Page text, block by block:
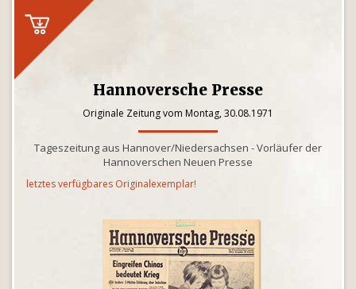
Hannoversche Presse
Originale Zeitung vom Montag, 30.08.1971
Tageszeitung aus Hannover/Niedersachsen - Vorläufer der
Hannoverschen Neuen Presse
letztes verfügbares Originalexemplar!